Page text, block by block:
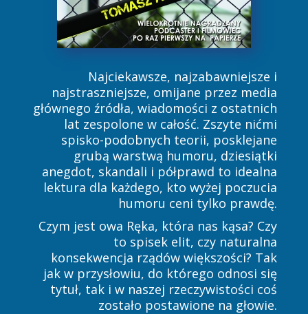
Najciekawsze, najzabawniejsze i
najstraszniejsze, omijane przez media
głównego źródła, wiadomości z ostatnich
lat zespolone w całość. Zszyte nićmi
spisko-podobnych teorii, posklejane
grubą warstwą humoru, dziesiątki
anegdot, skandali i półprawd to idealna
lektura dla każdego, kto wyżej poczucia
humoru ceni tylko prawdę.
Czym jest owa Ręka, która nas kąsa? Czy
to spisek elit, czy naturalna
konsekwencja rządów większości? Tak
jak w przysłowiu, do którego odnosi się
tytuł, tak i w naszej rzeczywistości coś
zostało postawione na głowie.